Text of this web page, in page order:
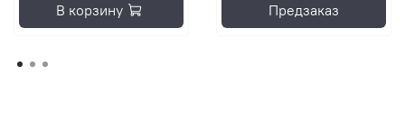
В корзину Предзаказ